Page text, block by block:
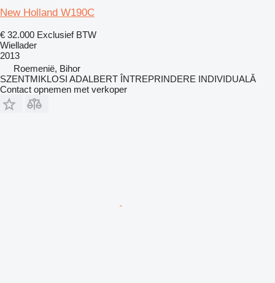
New Holland W190C
€ 32.000 Exclusief BTW
Wiellader
2013
Roemenië, Bihor
SZENTMIKLOSI ADALBERT ÎNTREPRINDERE INDIVIDUALĂ
Contact opnemen met verkoper